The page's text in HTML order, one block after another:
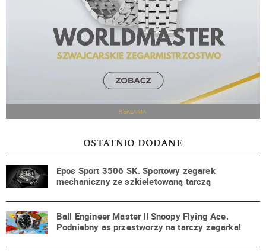
REKLAMA
OSTATNIO DODANE
Epos Sport 3506 SK. Sportowy zegarek
mechaniczny ze szkieletowaną tarczą
Ball Engineer Master II Snoopy Flying Ace.
Podniebny as przestworzy na tarczy zegarka!